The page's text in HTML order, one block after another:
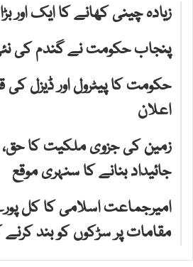
زیادہ چینی کھانے کا ایک اور
پنجاب حکومت نے گندم کی
حکومت کا پیٹرول اور ڈیزل
اعلان
زمین کی جزوی ملکیت کا
جائیداد بنانے کا سنہری موقع
مقامات پر سڑکوں کو بند کرنے